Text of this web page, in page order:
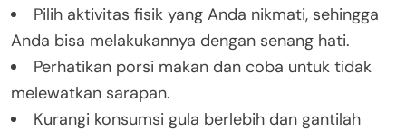
Pilih aktivitas fisik yang Anda nikmati, sehingga
Anda bisa melakukannya dengan senang hati.
Perhatikan porsi makan dan coba untuk tidak
melewatkan sarapan.
Kurangi konsumsi gula berlebih dan gantilah